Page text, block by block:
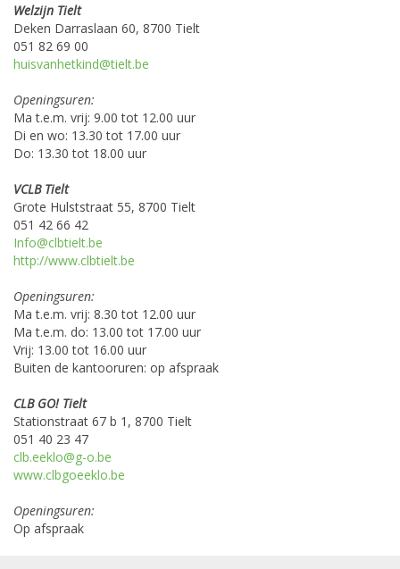
Welzijn Tielt
Deken Darraslaan 60, 8700 Tielt
051 82 69 00
huisvanhetkind@tielt.be
Openingsuren:
Ma t.e.m. vrij: 9.00 tot 12.00 uur
Di en wo: 13.30 tot 17.00 uur
Do: 13.30 tot 18.00 uur
VCLB Tielt
Grote Hulststraat 55, 8700 Tielt
051 42 66 42
Info@clbtielt.be
http://www.clbtielt.be
Openingsuren:
Ma t.e.m. vrij: 8.30 tot 12.00 uur
Ma t.e.m. do: 13.00 tot 17.00 uur
Vrij: 13.00 tot 16.00 uur
Buiten de kantooruren: op afspraak
CLB GO! Tielt
Stationstraat 67 b 1, 8700 Tielt
051 40 23 47
clb.eeklo@g-o.be
www.clbgoeeklo.be
Openingsuren:
Op afspraak